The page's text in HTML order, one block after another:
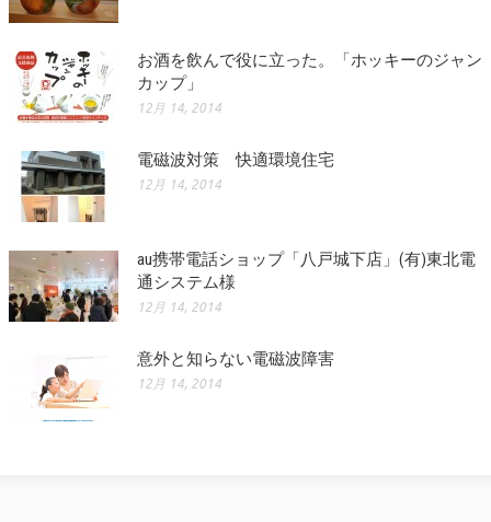
お酒を飲んで役に立った。「ホッキーのジャン
カップ」
12月 14, 2014
電磁波対策 快適環境住宅
12月 14, 2014
au携帯電話ショップ「八戸城下店」(有)東北電
通システム様
12月 14, 2014
意外と知らない電磁波障害
12月 14, 2014